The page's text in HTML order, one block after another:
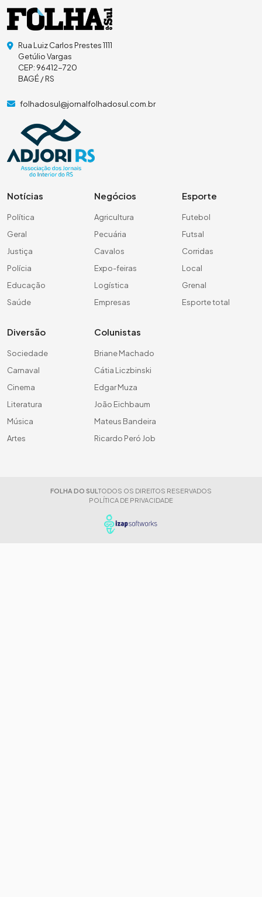
Rua Luiz Carlos Prestes 1111
Getúlio Vargas
CEP: 96412-720
BAGÉ / RS
folhadosul@jornalfolhadosul.com.br
Notícias
Política
Geral
Justiça
Polícia
Educação
Saúde
Negócios
Agricultura
Pecuária
Cavalos
Expo-feiras
Logística
Empresas
Esporte
Futebol
Futsal
Corridas
Local
Grenal
Esporte total
Diversão
Sociedade
Carnaval
Cinema
Literatura
Música
Artes
Colunistas
Briane Machado
Cátia Liczbinski
Edgar Muza
João Eichbaum
Mateus Bandeira
Ricardo Peró Job
FOLHA DO SUL TODOS OS DIREITOS RESERVADOS
POLÍTICA DE PRIVACIDADE